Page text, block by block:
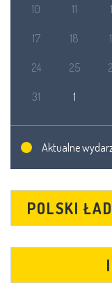
10 11
17 18
24 25
31 1
Aktualne
POLSKI